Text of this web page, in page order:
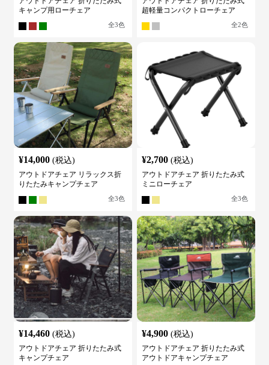
キャンプ用ローチェア
全3色
超軽量コンパクトローチェア
全2色
¥14,000 (税込)
アウトドアチェア リラックス折
りたたみキャンプチェア
全3色
¥2,700 (税込)
アウトドアチェア 折りたたみ式
ミニローチェア
全3色
¥14,460 (税込)
アウトドアチェア 折りたたみ式
キャンプチェア
¥4,900 (税込)
アウトドアチェア 折りたたみ式
アウトドアキャンプチェア